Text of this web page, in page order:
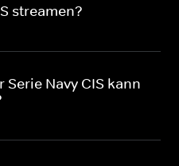
streamen?
Navy CIS kann